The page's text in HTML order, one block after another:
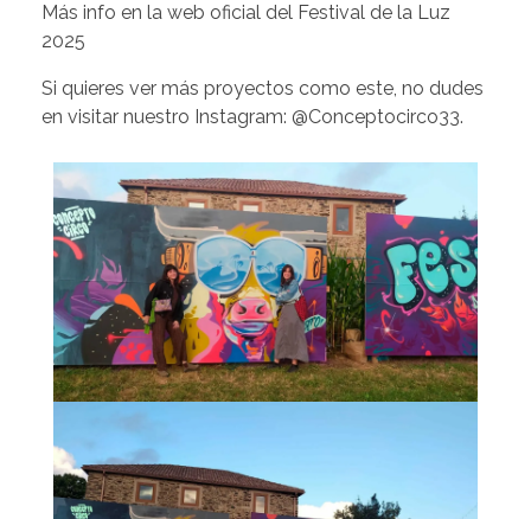
Más info en la web oficial del Festival de la Luz
2025
Si quieres ver más proyectos como este, no dudes
en visitar nuestro Instagram: @Conceptocirco33.